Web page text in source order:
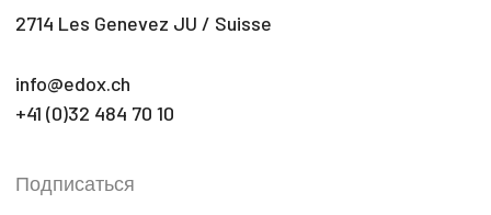
2714 Les Genevez JU / Suisse
info@edox.ch
+41 (0)32 484 70 10
Подписаться